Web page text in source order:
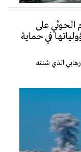
الحوثي على
في حماية
الذي شنته